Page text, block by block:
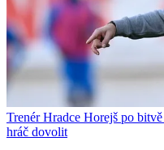
Trenér Hradce Horejš po
hráč dovolit